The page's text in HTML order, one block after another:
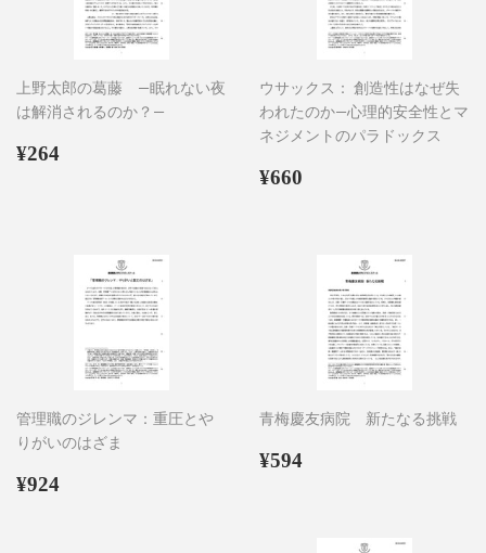
上野太郎の葛藤 ―眠れない夜
は解消されるのか？―
通
¥264
ウサックス： 創造性はなぜ失
われたのか―心理的安全性とマ
ネジメントのパラドックス
通
¥660
管理職のジレンマ：重圧とや
りがいのはざま
通
¥924
青梅慶友病院 新たなる挑戦
通
¥594